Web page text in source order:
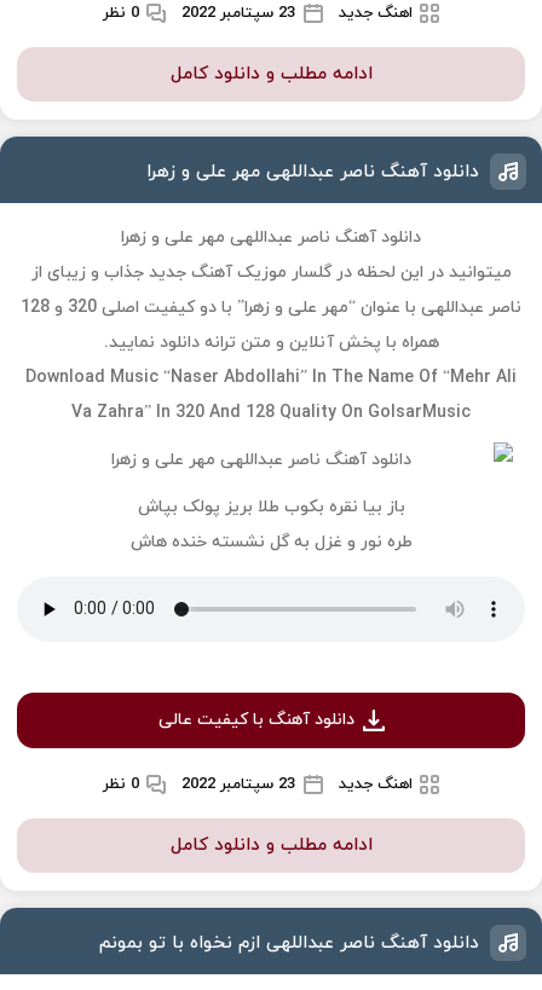
اهنگ جدید 23 سپتامبر 2022 0 نظر
ادامه مطلب و دانلود کامل
دانلود آهنگ ناصر عبداللهی مهر علی و زهرا
دانلود آهنگ ناصر عبداللهی مهر علی و زهرا
میتوانید در این لحظه در گلسار موزیک آهنگ جدید جذاب و زیبای از
ناصر عبداللهی با عنوان “مهر علی و زهرا” با دو کیفیت اصلی 320 و 128
همراه با پخش آنلاین و متن ترانه دانلود نمایید.
Download Music “Naser Abdollahi” In The Name Of “Mehr Ali
Va Zahra” In 320 And 128 Quality On GolsarMusic
باز بیا نقره بکوب طلا بریز پولک بپاش
طره نور و غزل به گل نشسته خنده هاش
دانلود آهنگ با کیفیت عالی
اهنگ جدید 23 سپتامبر 2022 0 نظر
ادامه مطلب و دانلود کامل
دانلود آهنگ ناصر عبداللهی ازم نخواه با تو بمونم